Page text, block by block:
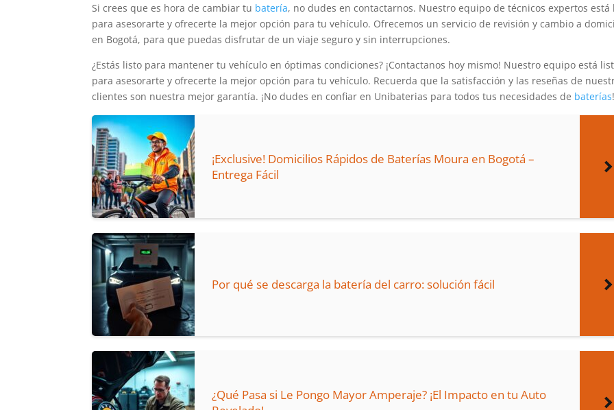
Si crees que es hora de cambiar tu batería, no dudes en contactarnos. Nuestro equipo de técnicos expertos está
para asesorarte y ofrecerte la mejor opción para tu vehículo. Ofrecemos un servicio de revisión y cambio a
en Bogotá, para que puedas disfrutar de un viaje seguro y sin interrupciones.
¿Estás listo para mantener tu vehículo en óptimas condiciones? ¡Contactanos hoy mismo! Nuestro equipo está
para asesorarte y ofrecerte la mejor opción para tu vehículo. Recuerda que la satisfacción y las reseñas de
clientes son nuestra mejor garantía. ¡No dudes en confiar en Unibaterias para todos tus necesidades de baterías
¡Exclusive! Domicilios Rápidos de Baterías Moura en Bogotá –
Entrega Fácil
Por qué se descarga la batería del carro: solución fácil
¿Qué Pasa si Le Pongo Mayor Amperaje? ¡El Impacto en tu Auto